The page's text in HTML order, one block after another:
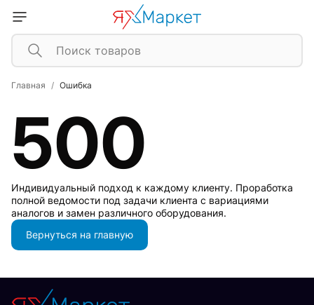
Главная Ошибка
500
Индивидуальный подход к каждому клиенту. Проработка
полной ведомости под задачи клиента с вариациями
аналогов и замен различного оборудования.
Вернуться на главную